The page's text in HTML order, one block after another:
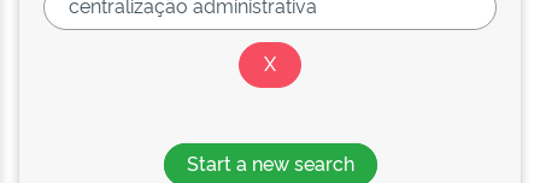
Start a new search